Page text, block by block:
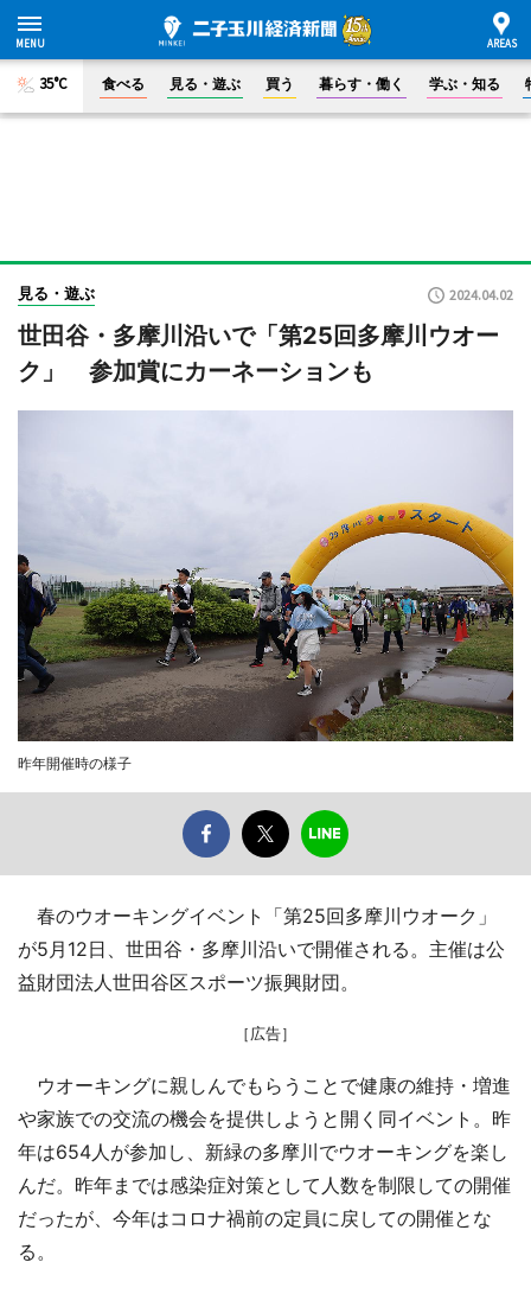
35°C 食べる 見る・遊ぶ 買う 暮らす・働く 学ぶ・知る
見る・遊ぶ 2024.04.02
世田谷・多摩川沿いで「第25回多摩川ウオー
ク」 参加賞にカーネーションも
昨年開催時の様子
春のウオーキングイベント「第25回多摩川ウオーク」
が5月12日、世田谷・多摩川沿いで開催される。主催は公
益財団法人世田谷区スポーツ振興財団。
［広告］
ウオーキングに親しんでもらうことで健康の維持・増進
や家族での交流の機会を提供しようと開く同イベント。昨
年は654人が参加し、新緑の多摩川でウオーキングを楽し
んだ。昨年までは感染症対策として人数を制限しての開催
だったが、今年はコロナ禍前の定員に戻しての開催とな
る。